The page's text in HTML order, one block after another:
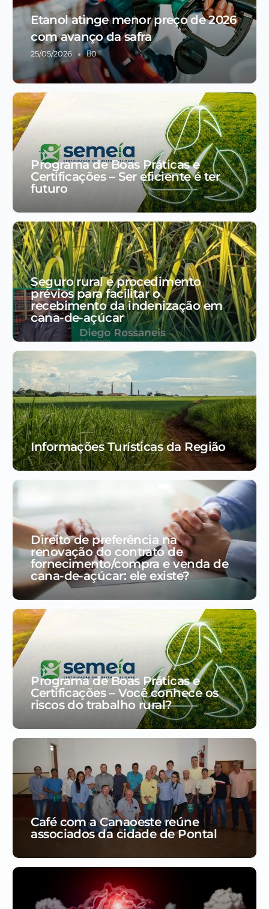
Etanol atinge menor preço de 2026
com avanço da safra
25/05/2026 0
Programa de Boas Práticas e
Certificações – Ser eficiente é ter
futuro
Seguro rural e procedimento
prévios para facilitar o
recebimento da indenização em
cana-de-açúcar
Informações Turísticas da Região
Direito de preferência na
renovação do contrato de
fornecimento/compra e venda de
cana-de-açúcar: ele existe?
Programa de Boas Práticas e
Certificações – Você conhece os
riscos do trabalho rural?
Café com a Canaoeste reúne
associados da cidade de Pontal